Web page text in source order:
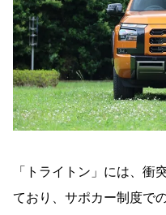
「トライトン」には、衝
ており、サポカー制度で